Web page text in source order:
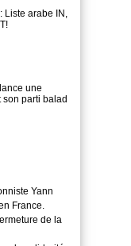
Liste arabe IN,
une
parti balad
Yann
France.
de la